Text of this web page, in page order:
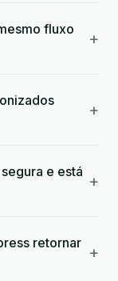
fluxo
+
+
e está +
retornar +